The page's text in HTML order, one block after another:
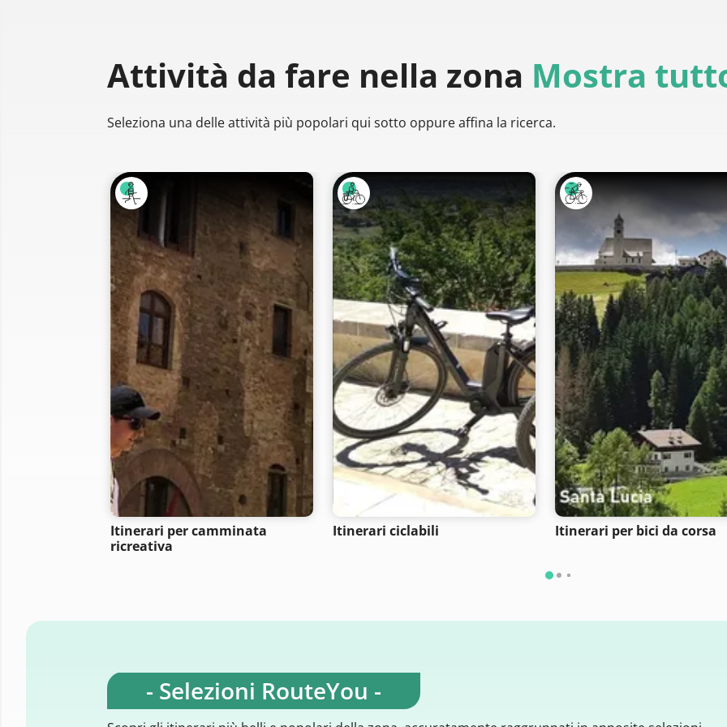
Attività da fare nella zona Mostra
Seleziona una delle attività più popolari qui sotto oppure affina la ricerca.
Itinerari per camminata
ricreativa
Itinerari ciclabili Itinerari per bici da corsa
- Selezioni RouteYou -